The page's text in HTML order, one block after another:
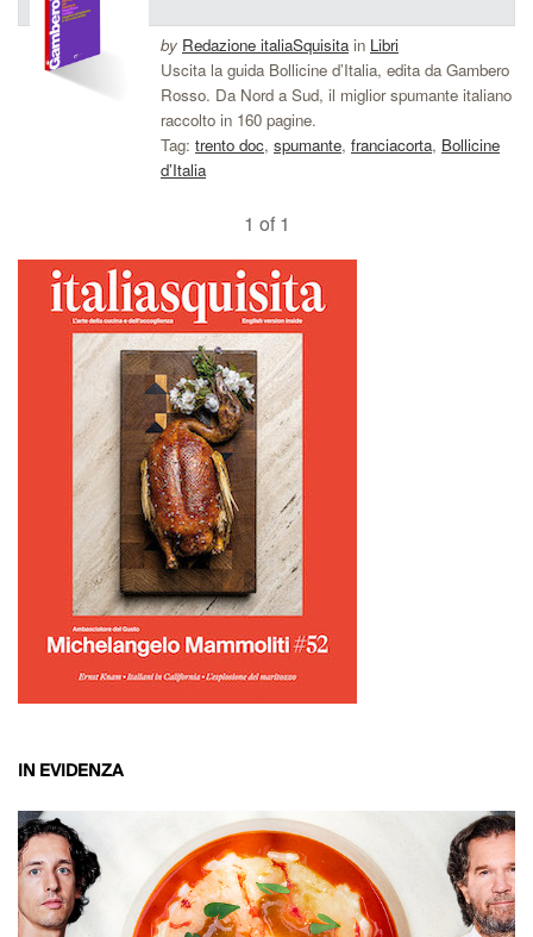
by Redazione italiaSquisitain Libri
Uscita la guida Bollicine d’Italia, edita da Gambero
Rosso. Da Nord a Sud, il miglior spumante italiano
raccolto in 160 pagine.
Tag: trento doc, spumante, franciacorta, Bollicine
d’Italia
1 of 1
IN EVIDENZA